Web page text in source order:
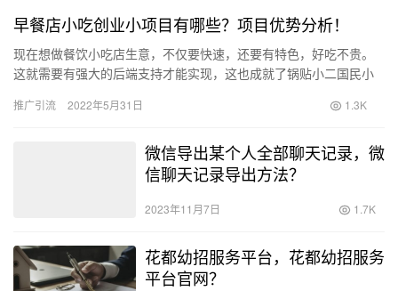
早餐店小吃创业小项目有哪些？项目优势分析！
现在想做餐饮小吃店生意，不仅要快速，还要有特色，好吃不贵。
这就需要有强大的后端支持才能实现，这也成就了锅贴小二国民小
推广引流 2022年5月31日 1.3K
微信导出某个人全部聊天记录，微
信聊天记录导出方法？
2023年11月7日 1.7K
花都幼招服务平台，花都幼招服务
平台官网？